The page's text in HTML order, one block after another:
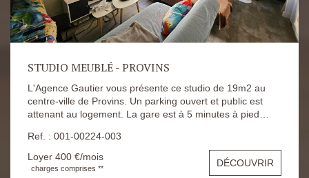
STUDIO MEUBLÉ - PROVINS
L'Agence Gautier vous présente ce studio de 19m2 au
centre-ville de Provins. Un parking ouvert et public est
attenant au logement. La gare est à 5 minutes à pied
avec coin cuisine et un placard, une salle d'eau avec WC.
Le loyer est de 380€ + 20€ de charges. Le dépôt de
garantie est de 760€. Les honoraires d'agence sont de
Ref. : 001-00224-003
Loyer 400 €/mois
charges comprises ** DÉCOUVRIR